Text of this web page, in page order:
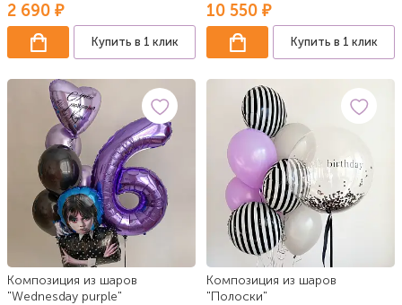
2 690 ₽
Купить в 1 клик
10 550 ₽
Купить в 1 клик
Композиция из шаров
"Wednesday purple"
Композиция из шаров
"Полоски"